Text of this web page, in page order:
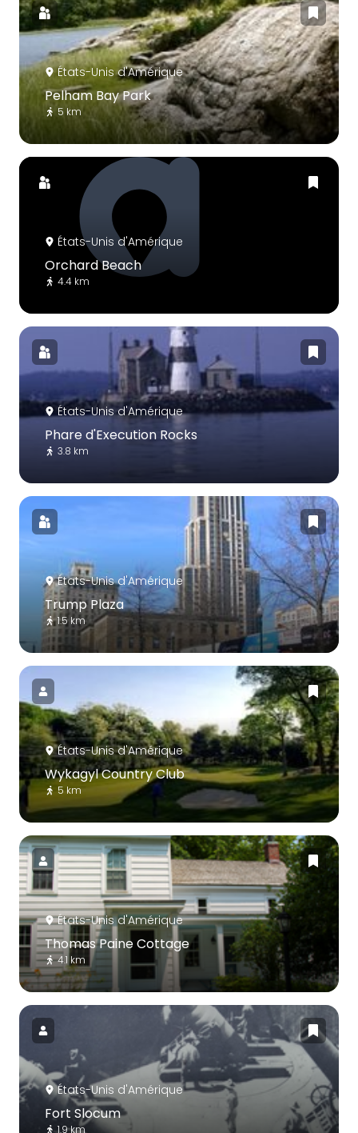
États-Unis d'Amérique
Pelham Bay Park
5 km
États-Unis d'Amérique
Orchard Beach
4.4 km
États-Unis d'Amérique
Phare d'Execution Rocks
3.8 km
États-Unis d'Amérique
Trump Plaza
1.5 km
États-Unis d'Amérique
Wykagyl Country Club
5 km
États-Unis d'Amérique
Thomas Paine Cottage
4.1 km
États-Unis d'Amérique
Fort Slocum
1.9 km